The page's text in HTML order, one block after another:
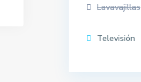
Lavavajillas
Televisión